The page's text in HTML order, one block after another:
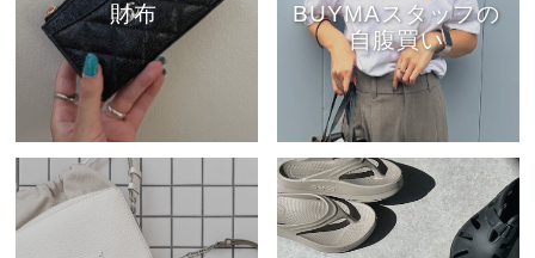
財布
BUYMAスタッフの
自腹買い